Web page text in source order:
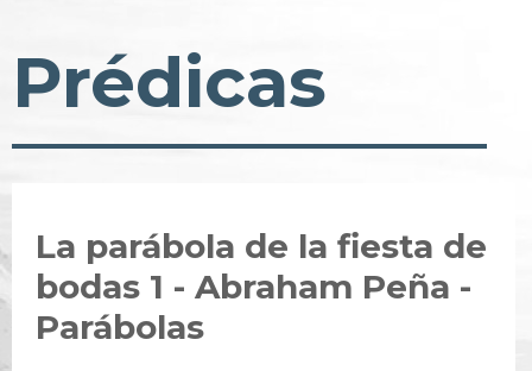
Prédicas
La parábola de la fiesta de
bodas 1 - Abraham Peña -
Parábolas